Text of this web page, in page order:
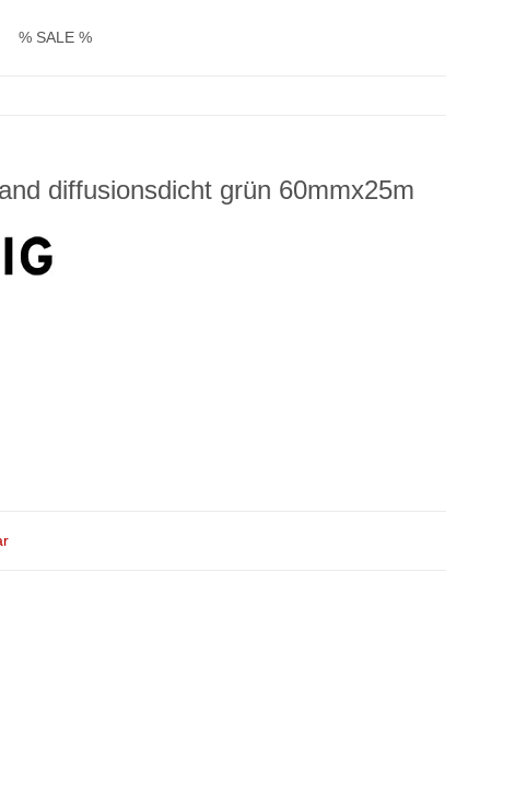
% SALE %
diffusionsdicht grün 60mmx25m